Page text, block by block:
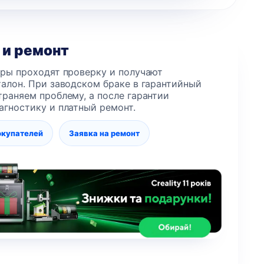
и ремонт
проходят проверку и получают
При заводском браке в гарантийный
проблему, а после гарантии
и платный ремонт.
Заявка на ремонт